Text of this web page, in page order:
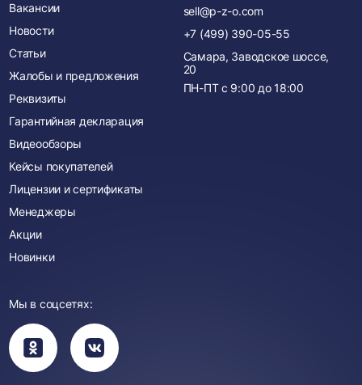
Вакансии
Новости
Статьи
Жалобы и предложения
Реквизиты
Гарантийная декларация
Видеообзоры
Кейсы покупателей
Лицензии и сертификаты
Менеджеры
Акции
Новинки
sell@p-z-o.com
+7 (499) 390-05-55
Самара, Заводское шоссе,
20
ПН-ПТ с 9:00 до 18:00
Мы в соцсетях:
Вы
перейдете
в
группу
Вы
перейдете
в
группу